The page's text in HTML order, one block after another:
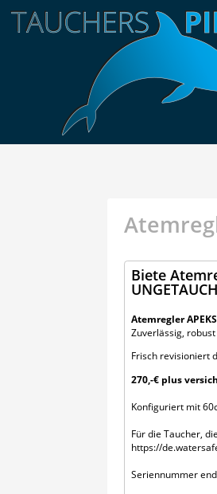
Biete
Atemregler
Zuverlässig,
Frisch revisioniert
270,-€ plus
Konfiguriert mit
Für die Taucher,
https://
Seriennummer